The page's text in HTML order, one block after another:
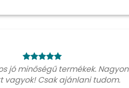
jó minőségű termékek. Nagyon
vagyok! Csak ajánlani tudom.